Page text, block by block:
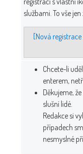
službami. To vše jen
[Nová
Chcete-li
enterem,
Děkujeme,
slušní lidé.
Redakce si
případech
nesmyslné